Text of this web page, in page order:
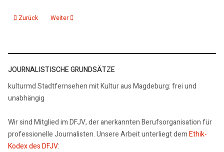
Vorheriger Beitrag: Schülerlabor "Chemie zum Anfassen" erhält 120.000
Zurück Nächster Beitrag: Schach im Zeichen der Inklusion:
Weiter
JOURNALISTISCHE GRUNDSÄTZE
kulturmd Stadtfernsehen mit Kultur aus Magdeburg: frei und
unabhängig
Wir sind Mitglied im DFJV, der anerkannten Berufsorganisation für
professionelle Journalisten. Unsere Arbeit unterliegt demEthik-
Kodex des DFJV: